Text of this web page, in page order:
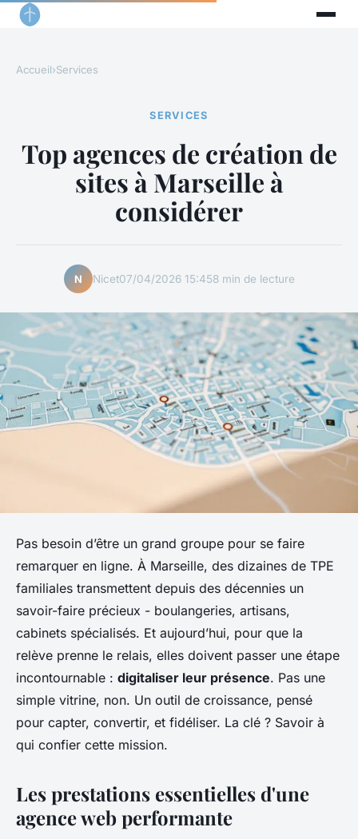
Accueil›Services
SERVICES
Top agences de création de
sites à Marseille à
considérer
N Nicet07/04/2026 15:458 min de lecture
Pas besoin d’être un grand groupe pour se faire
remarquer en ligne. À Marseille, des dizaines de TPE
familiales transmettent depuis des décennies un
savoir-faire précieux - boulangeries, artisans,
cabinets spécialisés. Et aujourd’hui, pour que la
relève prenne le relais, elles doivent passer une étape
incontournable : digitaliser leur présence. Pas une
simple vitrine, non. Un outil de croissance, pensé
pour capter, convertir, et fidéliser. La clé ? Savoir à
qui confier cette mission.
Les prestations essentielles d'une
agence web performante